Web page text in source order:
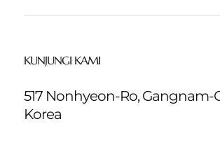
KUNJUNGI KAMI
517 Nonhyeon-Ro, Gangnam-
Korea